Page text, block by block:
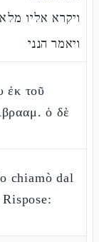
ויקרא אליו
ויאמר הנני
ἐκ τοῦ
ὁ δὲ
chiamò dal